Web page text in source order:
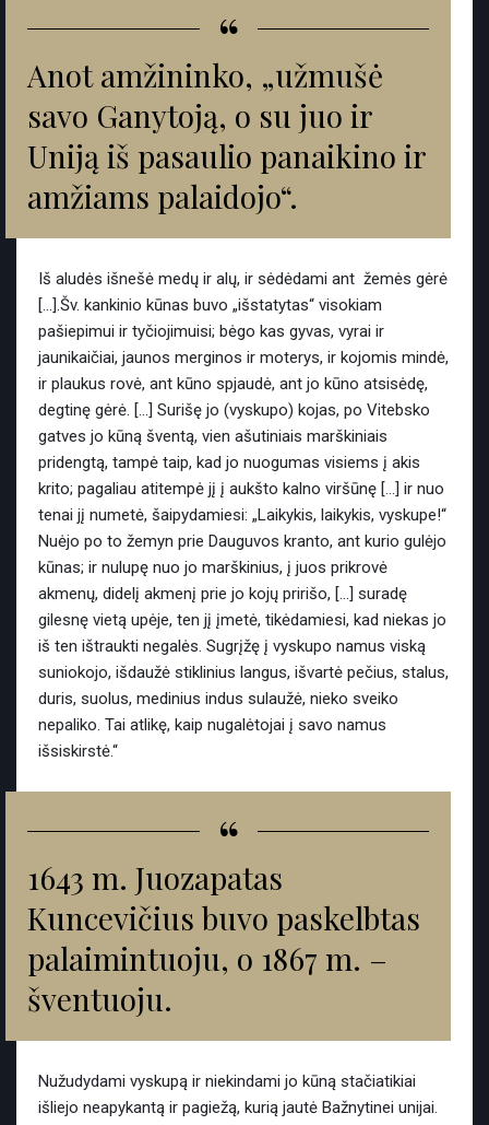
“
Anot amžininko, „užmušė
savo Ganytoją, o su juo ir
Uniją iš pasaulio panaikino ir
amžiams palaidojo“.
Iš aludės išnešė medų ir alų, ir sėdėdami ant žemės gėrė
[…].Šv. kankinio kūnas buvo „išstatytas“ visokiam
pašiepimui ir tyčiojimuisi; bėgo kas gyvas, vyrai ir
jaunikaičiai, jaunos merginos ir moterys, ir kojomis mindė,
ir plaukus rovė, ant kūno spjaudė, ant jo kūno atsisėdę,
degtinę gėrė. […] Surišę jo (vyskupo) kojas, po Vitebsko
gatves jo kūną šventą, vien ašutiniais marškiniais
pridengtą, tampė taip, kad jo nuogumas visiems į akis
krito; pagaliau atitempė jį į aukšto kalno viršūnę […] ir nuo
tenai jį numetė, šaipydamiesi: „Laikykis, laikykis, vyskupe!“
Nuėjo po to žemyn prie Dauguvos kranto, ant kurio gulėjo
kūnas; ir nulupę nuo jo marškinius, į juos prikrovė
akmenų, didelį akmenį prie jo kojų pririšo, […] suradę
gilesnę vietą upėje, ten jį įmetė, tikėdamiesi, kad niekas jo
iš ten ištraukti negalės. Sugrįžę į vyskupo namus viską
suniokojo, išdaužė stiklinius langus, išvartė pečius, stalus,
duris, suolus, medinius indus sulaužė, nieko sveiko
nepaliko. Tai atlikę, kaip nugalėtojai į savo namus
išsiskirstė.“
“
1643 m. Juozapatas
Kuncevičius buvo paskelbtas
palaimintuoju, o 1867 m. –
šventuoju.
Nužudydami vyskupą ir niekindami jo kūną stačiatikiai
išliejo neapykantą ir pagiežą, kurią jautė Bažnytinei unijai.